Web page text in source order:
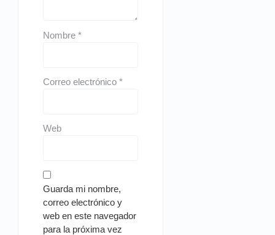
Nombre*
Correo electrónico*
Web
Guarda mi nombre,
correo electrónico y
web en este navegador
para la próxima vez